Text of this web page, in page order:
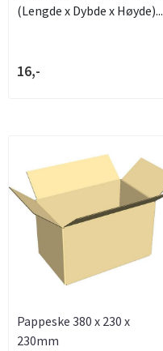
(Lengde x Dybde x Høyde)...
16,-
Pappeske 380 x 230 x
230mm